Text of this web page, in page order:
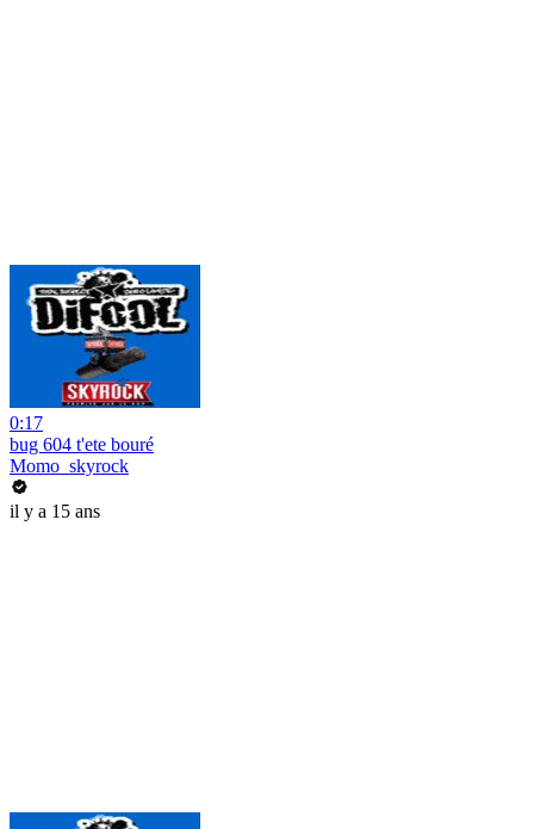
0:17
bug 604 t'ete bouré
Momo_skyrock
il y a 15 ans